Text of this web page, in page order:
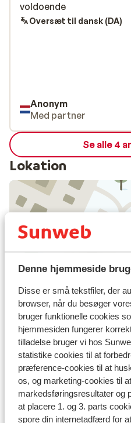
Denne hjemmeside
Disse er små tekstfiler, der
browser, når du besøger
bruger funktionelle cookies
hjemmesiden fungerer
tilladelse bruger vi hos
statistike cookies til at
præference-cookies til at
os, og marketing-cookies til
markedsføringsresultater og
at placere 1. og 3. parts
spore din internetadfærd for
voldoende
voldoende
Oversæt til dansk (DA)
Anonym
Med partner
Se alle 4
Lokation
I området
Afstand til centrum: ca.
Afstand til lufthavn ca.
Afstand til
Lige ved skipisten
Afstand til skilift ca. 20
Afstand til nærmeste
Nærmeste restaurant ca.